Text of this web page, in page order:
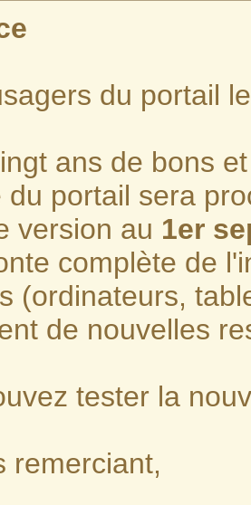
du portail
ans de bons
du portail sera
version au 1er
complète de
(ordinateurs,
de nouvelles
tester la
remerciant,